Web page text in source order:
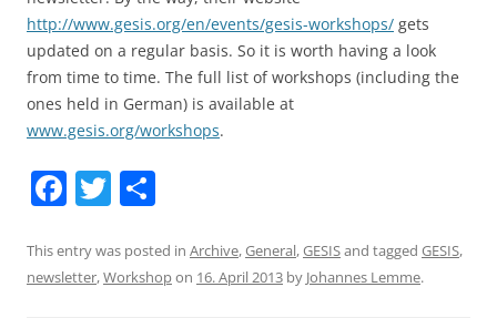
http://www.gesis.org/en/events/gesis-workshops/ gets
updated on a regular basis. So it is worth having a look
from time to time. The full list of workshops (including the
ones held in German) is available at
www.gesis.org/workshops.
F
c
e
T
itt
er
ar
e
This entry was posted in Archive,General,GESISand tagged GESIS,
newsletter,Workshopon 16. April 2013 by Johannes Lemme.